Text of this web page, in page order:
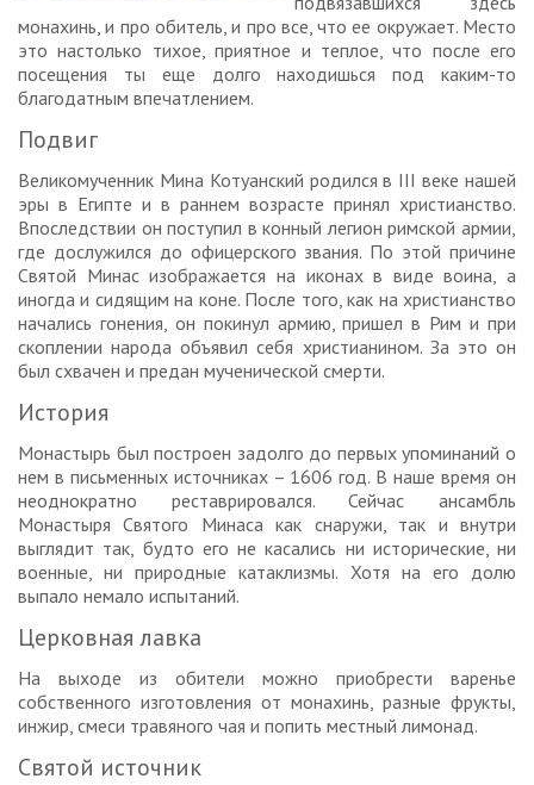
монахинь, и про обитель, и про все, что ее окружает. Место
это настолько тихое, приятное и теплое, что после его
посещения ты еще долго находишься под каким-то
благодатным впечатлением.
Подвиг
Великомученник Мина Котуанский родился в III веке нашей
эры в Египте и в раннем возрасте принял христианство.
Впоследствии он поступил в конный легион римской армии,
где дослужился до офицерского звания. По этой причине
Святой Минас изображается на иконах в виде воина, а
иногда и сидящим на коне. После того, как на христианство
начались гонения, он покинул армию, пришел в Рим и при
скоплении народа объявил себя христианином. За это он
был схвачен и предан мученической смерти.
История
Монастырь был построен задолго до первых упоминаний о
нем в письменных источниках – 1606 год. В наше время он
неоднократно реставрировался. Сейчас ансамбль
Монастыря Святого Минаса как снаружи, так и внутри
выглядит так, будто его не касались ни исторические, ни
военные, ни природные катаклизмы. Хотя на его долю
выпало немало испытаний.
Церковная лавка
На выходе из обители можно приобрести варенье
собственного изготовления от монахинь, разные фрукты,
инжир, смеси травяного чая и попить местный лимонад.
Святой источник